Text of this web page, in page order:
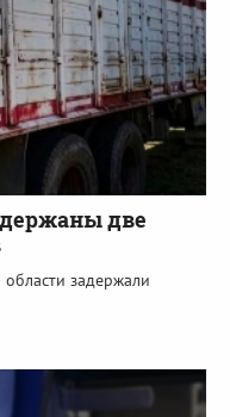
две
задержали